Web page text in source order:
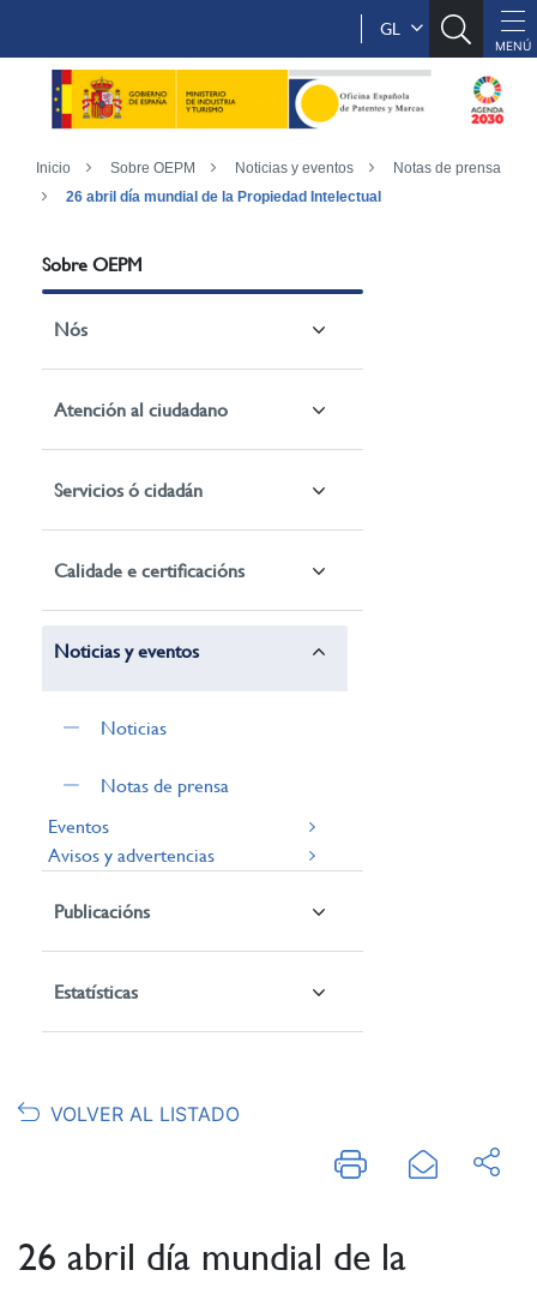
GL
Inicio Sobre OEPM Noticias y eventos
Notas de prensa
26 abril día mundial de la Propiedad Intelectual
Sobre OEPM
Nós
Atención al ciudadano
Servicios ó cidadán
Calidade e certificacións
Noticias y eventos
Noticias
Notas de prensa
Eventos
Avisos y advertencias
Publicacións
Estatísticas
VOLVER AL LISTADO
26 abril día mundial de la